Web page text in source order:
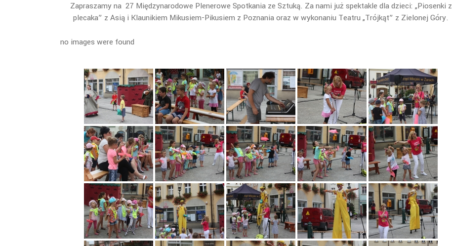
Zapraszamy na 27 Międzynarodowe Plenerowe Spotkania ze Sztuką. Za nami już spektakle dla dzieci: „Piosenki z
plecaka” z Asią i Klaunikiem Mikusiem-Pikusiem z Poznania oraz w wykonaniu Teatru „Trójkąt” z Zielonej Góry.
no images were found